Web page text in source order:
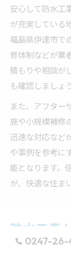
安心して防水工
が充実している
福島県伊達市で
修体制などが業
積もりや相談が
も確認しましょう
また、アフター
施や小規模補修
迅速な対応など
や事例を参考に
能となります。
が、快適な住ま
防水工事
徹底解説
0247-26-